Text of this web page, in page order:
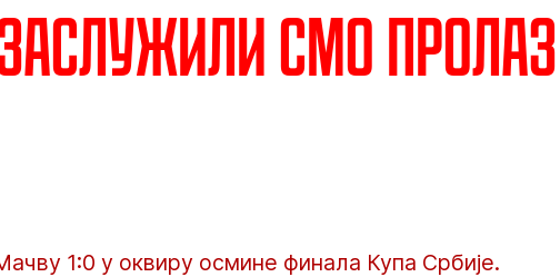
смо пролаз
1:0 у оквиру осмине финала Купа Србије.